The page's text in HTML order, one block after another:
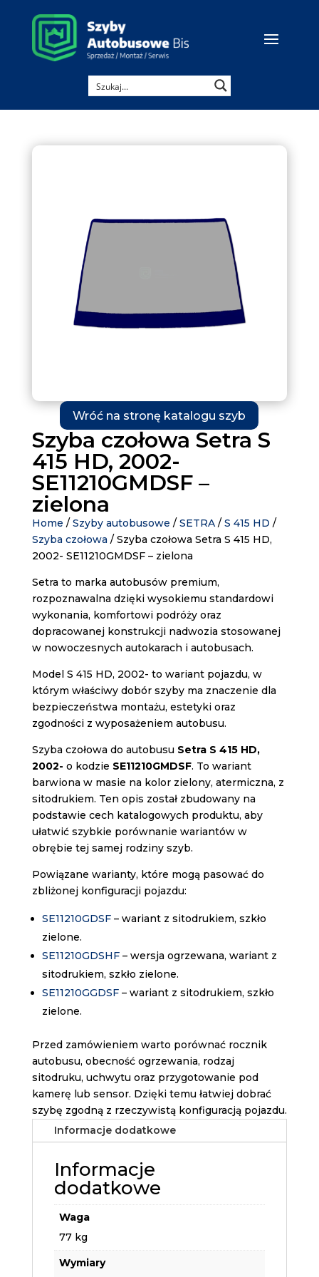
Wróć na stronę katalogu szyb
Szyba czołowa Setra S
415 HD, 2002-
SE11210GMDSF –
zielona
Home / Szyby autobusowe / SETRA/ S 415 HD /
Szyba czołowa / Szyba czołowa Setra S 415 HD,
2002- SE11210GMDSF – zielona
Setra to marka autobusów premium,
rozpoznawalna dzięki wysokiemu standardowi
wykonania, komfortowi podróży oraz
dopracowanej konstrukcji nadwozia stosowanej
w nowoczesnych autokarach i autobusach.
Model S 415 HD, 2002- to wariant pojazdu, w
którym właściwy dobór szyby ma znaczenie dla
bezpieczeństwa montażu, estetyki oraz
zgodności z wyposażeniem autobusu.
Szyba czołowa do autobusu Setra S 415 HD,
2002- o kodzie SE11210GMDSF. To wariant
barwiona w masie na kolor zielony, atermiczna, z
sitodrukiem. Ten opis został zbudowany na
podstawie cech katalogowych produktu, aby
ułatwić szybkie porównanie wariantów w
obrębie tej samej rodziny szyb.
Powiązane warianty, które mogą pasować do
zbliżonej konfiguracji pojazdu:
SE11210GDSF– wariant z sitodrukiem, szkło
zielone.
SE11210GDSHF– wersja ogrzewana, wariant z
sitodrukiem, szkło zielone.
SE11210GGDSF– wariant z sitodrukiem, szkło
zielone.
Przed zamówieniem warto porównać rocznik
autobusu, obecność ogrzewania, rodzaj
sitodruku, uchwytu oraz przygotowanie pod
kamerę lub sensor. Dzięki temu łatwiej dobrać
szybę zgodną z rzeczywistą konfiguracją pojazdu.
Informacje dodatkowe
Informacje
dodatkowe
Waga
77 kg
Wymiary